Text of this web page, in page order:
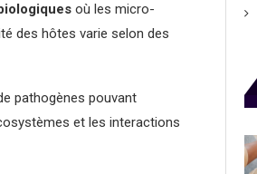
où les micro-
des hôtes varie selon des
pathogènes pouvant
et les interactions